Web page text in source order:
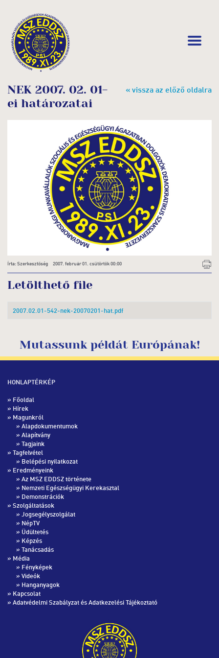
« vissza az előző oldalra
NEK 2007. 02. 01-
ei határozatai
Írta: Szerkesztőség 2007. február 01. csütörtök 00:00
Letölthető file
2007.02.01-542-nek-20070201-hat.pdf
Mutassunk példát Európának!
HONLAPTÉRKÉP
» Főoldal
» Hírek
» Magunkról
» Alapdokumentumok
» Alapítvány
» Tagjaink
» Tagfelvétel
» Belépési nyilatkozat
» Eredményeink
» Az MSZ EDDSZ története
» Nemzeti Egészségügyi Kerekasztal
» Demonstrációk
» Szolgáltatások
» Jogsegélyszolgálat
» NépTV
» Üdültetés
» Képzés
» Tanácsadás
» Média
» Fényképek
» Videók
» Hanganyagok
» Kapcsolat
» Adatvédelmi Szabályzat és Adatkezelési Tájékoztató